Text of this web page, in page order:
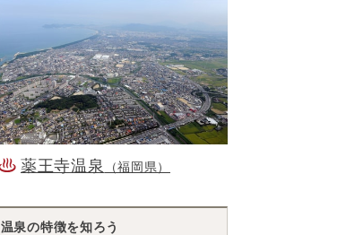
薬王寺温泉 （福岡県）
温泉の特徴を知ろう